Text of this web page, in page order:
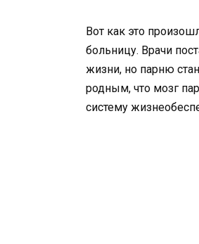
Вот как это
больницу. Врачи
жизни, но парню
родным, что мозг
систему